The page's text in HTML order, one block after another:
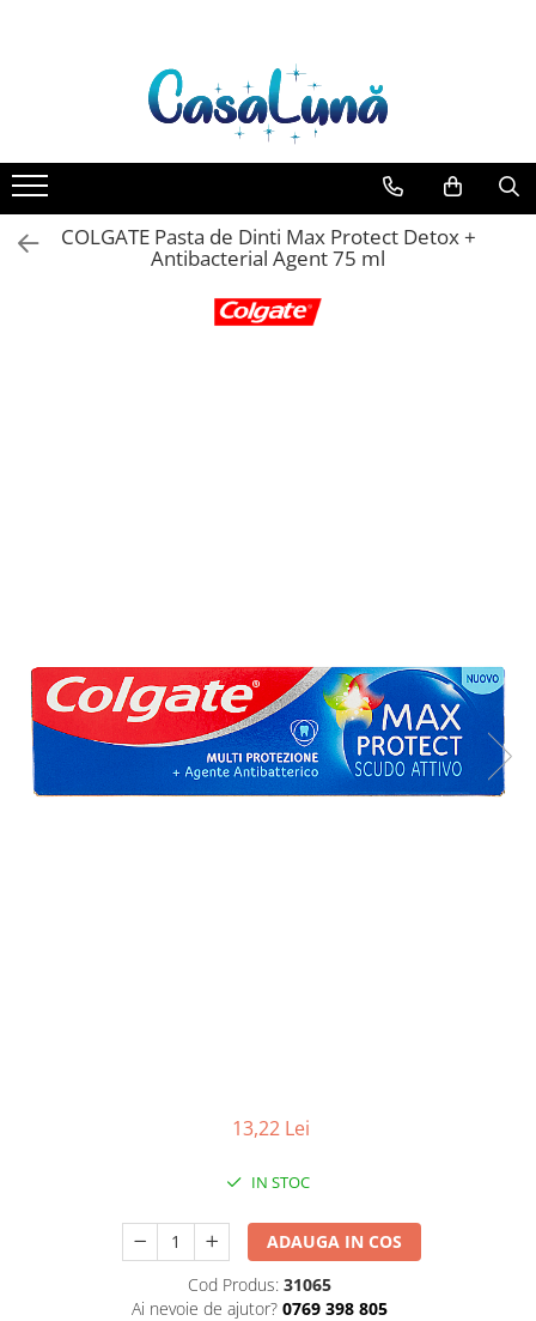
Toate Produsele
Gamma D'ORO Odorizant Cu
Betisoare 120 ml
EYFEL
EYFEL Odorizant Auto 10 ml
Inalbitor
Parfum de rufe
Solutie de intretinere textile
Servetele Umede Multisuprfete
COLGATE Pasta de Dinti Max Protect Detox +
Antibacterial Agent 75 ml
13,22 Lei
IN STOC
ADAUGA IN COS
Cod Produs: 31065
Ai nevoie de ajutor? 0769 398 805